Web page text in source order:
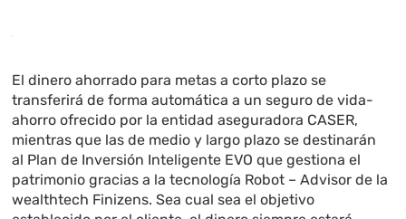
El dinero ahorrado para metas a corto plazo se
transferirá de forma automática a un seguro de vida-
ahorro ofrecido por la entidad aseguradora CASER,
mientras que las de medio y largo plazo se destinarán
al Plan de Inversión Inteligente EVO que gestiona el
patrimonio gracias a la tecnología Robot – Advisor de la
wealthtech Finizens. Sea cual sea el objetivo